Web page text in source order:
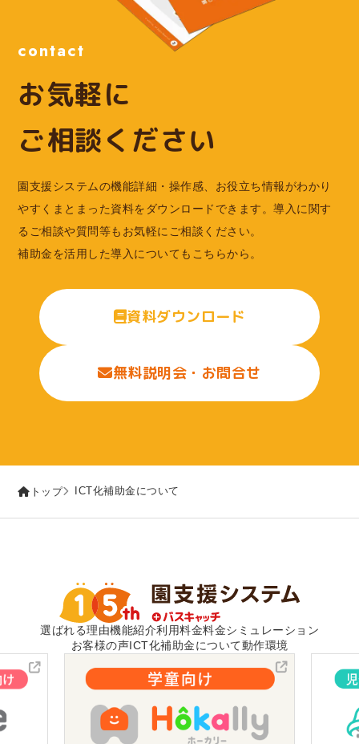
contact
お気軽に
ご相談ください
園支援システムの機能詳細・操作感、お役立ち情報がわかり
やすくまとまった資料をダウンロードできます。導入に関す
るご相談や質問等もお気軽にご相談ください。
補助金を活用した導入についてもこちらから。
資料ダウンロード
無料説明会・お問合せ
トップ ICT化補助金について
選ばれる理由機能紹介利用料金料金シミュレーション
お客様の声ICT化補助金について動作環境